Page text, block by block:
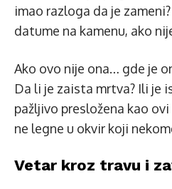
imao razloga da je
datume na kamenu, ako
Ako ovo nije ona… gde je
Da li je zaista mrtva? Ili je
pažljivo presložena kao
ne legne u okvir koji
Vetar kroz travu i